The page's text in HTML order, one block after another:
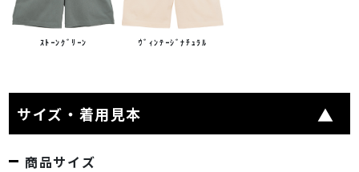
ｽﾄｰﾝｸﾞﾘｰﾝ ｳﾞｨﾝﾃｰｼﾞﾅﾁｭﾗﾙ
サイズ・着用見本
商品サイズ